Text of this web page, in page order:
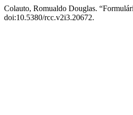
Colauto, Romualdo Douglas.
doi:10.5380/rcc.v2i3.20672.